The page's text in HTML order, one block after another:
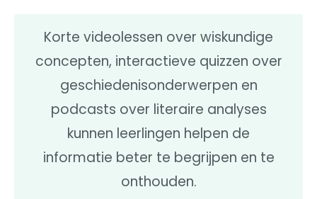
Korte videolessen over wiskundige
concepten, interactieve quizzen over
geschiedenisonderwerpen en
podcasts over literaire analyses
kunnen leerlingen helpen de
informatie beter te begrijpen en te
onthouden.